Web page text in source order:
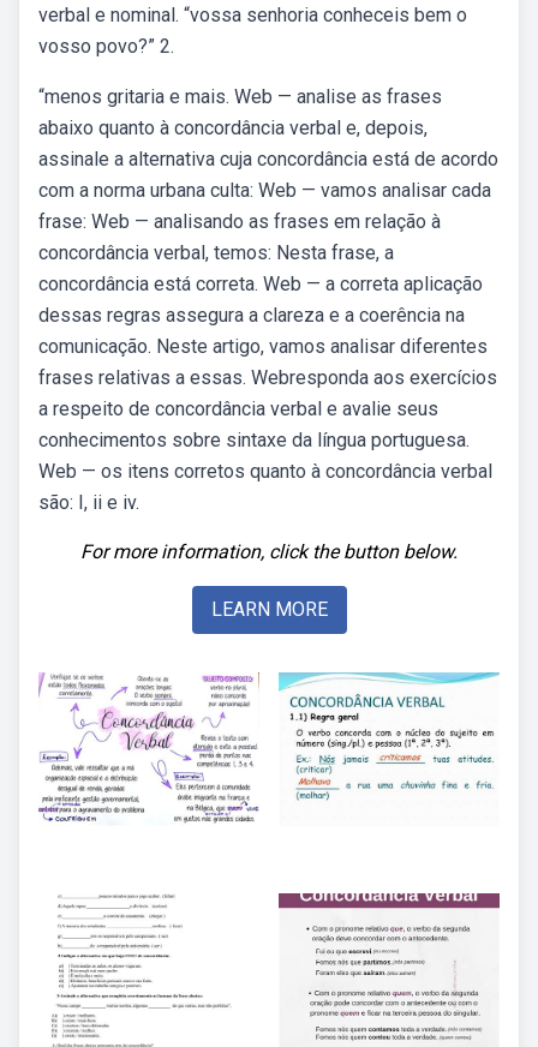
verbal e nominal. “vossa senhoria conheceis bem o
vosso povo?” 2.
“menos gritaria e mais. Web — analise as frases
abaixo quanto à concordância verbal e, depois,
assinale a alternativa cuja concordância está de acordo
com a norma urbana culta: Web — vamos analisar cada
frase: Web — analisando as frases em relação à
concordância verbal, temos: Nesta frase, a
concordância está correta. Web — a correta aplicação
dessas regras assegura a clareza e a coerência na
comunicação. Neste artigo, vamos analisar diferentes
frases relativas a essas. Webresponda aos exercícios
a respeito de concordância verbal e avalie seus
conhecimentos sobre sintaxe da língua portuguesa.
Web — os itens corretos quanto à concordância verbal
são: I, ii e iv.
For more information, click the button below.
LEARN MORE